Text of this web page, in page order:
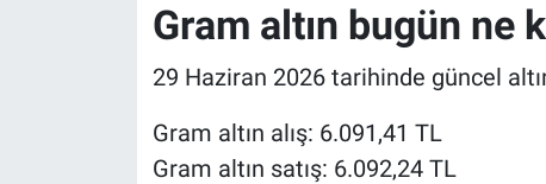
Gram altın bugün ne
29 Haziran 2026 tarihinde güncel
Gram altın alış: 6.091,41 TL
Gram altın satış: 6.092,24 TL